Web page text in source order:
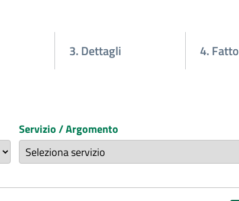
3. Dettagli 4. Fatto
Servizio / Argomento